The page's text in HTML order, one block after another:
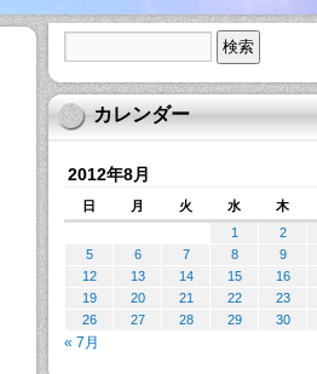
カレンダー
2012年8月
日 月 火 水 木
« 7月
1 2
5
6 7 8 9
12
13 14 15 16
19
20 21 22 23
26
27 28 29 30